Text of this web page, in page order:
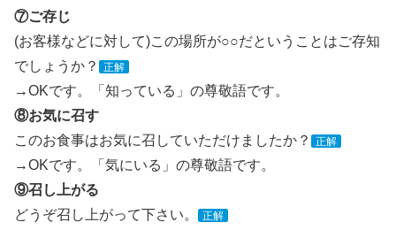
⑦ご存じ
(お客様などに対して)この場所が○○だということはご存知
でしょうか？
正解
→OKです。「知っている」の尊敬語です。
⑧お気に召す
このお食事はお気に召していただけましたか？
正解
→OKです。「気にいる」の尊敬語です。
⑨召し上がる
どうぞ召し上がって下さい。
正解